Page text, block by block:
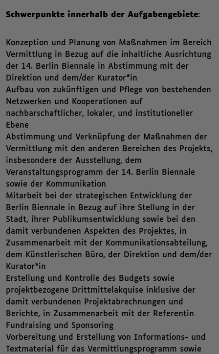
Schwerpunkte innerhalb der Aufgabengebiete:
Konzeption und Planung von Maßnahmen im Bereich
Vermittlung in Bezug auf die inhaltliche Ausrichtung
der 14. Berlin Biennale in Abstimmung mit der
Direktion und dem/der Kurator*in
Aufbau von zukünftigen und Pflege von bestehenden
Netzwerken und Kooperationen auf
nachbarschaftlicher, lokaler, und institutioneller
Ebene
Abstimmung und Verknüpfung der Maßnahmen der
Vermittlung mit den anderen Bereichen des Projekts,
insbesondere der Ausstellung, dem
Veranstaltungsprogramm der 14. Berlin Biennale
sowie der Kommunikation
Mitarbeit bei der strategischen Entwicklung der
Berlin Biennale in Bezug auf ihre Stellung in der
Stadt, ihrer Publikumsentwicklung sowie bei den
damit verbundenen Aspekten des Projektes, in
Zusammenarbeit mit der Kommunikationsabteilung,
dem Künstlerischen Büro, der Direktion und dem/der
Kurator*in
Erstellung und Kontrolle des Budgets sowie
projektbezogene Drittmittelakquise inklusive der
damit verbundenen Projektabrechnungen und
Berichte, in Zusammenarbeit mit der Referentin
Fundraising und Sponsoring
Vorbereitung und Erstellung von Informations- und
Textmaterial für das Vermittlungsprogramm sowie